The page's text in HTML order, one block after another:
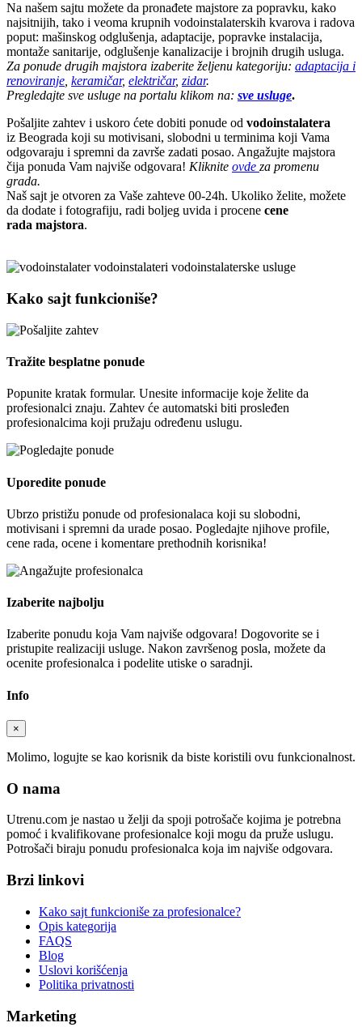
Na našem sajtu možete da pronađete majstore za popravku, kako
najsitnijih, tako i veoma krupnih vodoinstalaterskih kvarova i radova
poput: mašinskog odglušenja, adaptacije, popravke instalacija,
montaže sanitarije, odglušenje kanalizacije i brojnih drugih usluga.
Za ponude drugih majstora izaberite željenu kategoriju: adaptacija i
renoviranje keramičar, električar, zidar.
Pregledajte sve usluge na portalu klikom na: sve usluge.
Pošaljite zahtev i uskoro ćete dobiti ponude od vodoinstalatera
iz Beograda koji su motivisani, slobodni u terminima koji Vama
odgovaraju i spremni da završe zadati posao. Angažujte majstora
čija ponuda Vam najviše odgovara! Kliknite ovde za promenu
grada.
Naš sajt je otvoren za Vaše zahteve 00-24h. Ukoliko želite, možete
da dodate i fotografiju, radi boljeg uvida i procene cene
rada majstora.
Kako sajt funkcioniše?
Tražite besplatne ponude
Popunite kratak formular. Unesite informacije koje želite da
profesionalci znaju. Zahtev će automatski biti prosleđen
profesionalcima koji pružaju određenu uslugu.
Uporedite ponude
Ubrzo pristižu ponude od profesionalaca koji su slobodni,
motivisani i spremni da urade posao. Pogledajte njihove profile,
cene rada, ocene i komentare prethodnih korisnika!
Izaberite najbolju
Izaberite ponudu koja Vam najviše odgovara! Dogovorite se i
pristupite realizaciji usluge. Nakon završenog posla, možete da
ocenite profesionalca i podelite utiske o saradnji.
Info
×
Molimo, logujte se kao korisnik da biste koristili ovu funkcionalnost.
O nama
Utrenu.com je nastao u želji da spoji potrošače kojima je potrebna
pomoć i kvalifikovane profesionalce koji mogu da pruže uslugu.
Potrošači biraju ponudu profesionalca koja im najviše odgovara.
Brzi linkovi
Kako sajt funkcioniše za profesionalce?
Opis kategorija
FAQS
Blog
Uslovi korišćenja
Politika privatnosti
Marketing